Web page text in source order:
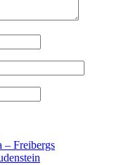
– Freibergs